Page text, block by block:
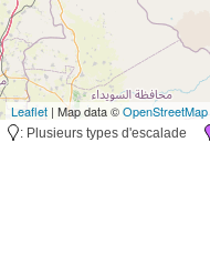
Leaflet | Map data ©OpenStreetMap
: Plusieurs types d'escalade